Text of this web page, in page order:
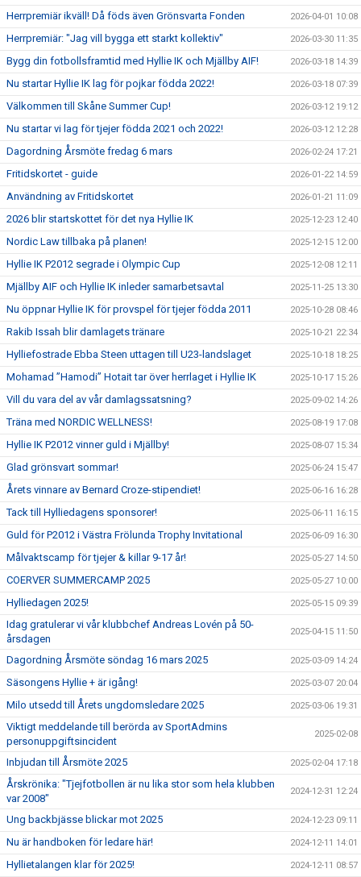
Herrpremiär ikväll! Då föds även Grönsvarta Fonden 2026-04-01 10:08
Herrpremiär: "Jag vill bygga ett starkt kollektiv" 2026-03-30 11:35
Bygg din fotbollsframtid med Hyllie IK och Mjällby AIF! 2026-03-18 14:39
Nu startar Hyllie IK lag för pojkar födda 2022! 2026-03-18 07:39
Välkommen till Skåne Summer Cup! 2026-03-12 19:12
Nu startar vi lag för tjejer födda 2021 och 2022! 2026-03-12 12:28
Dagordning Årsmöte fredag 6 mars 2026-02-24 17:21
Fritidskortet - guide 2026-01-22 14:59
Användning av Fritidskortet 2026-01-21 11:09
2026 blir startskottet för det nya Hyllie IK 2025-12-23 12:40
Nordic Law tillbaka på planen! 2025-12-15 12:00
Hyllie IK P2012 segrade i Olympic Cup 2025-12-08 12:11
Mjällby AIF och Hyllie IK inleder samarbetsavtal 2025-11-25 13:30
Nu öppnar Hyllie IK för provspel för tjejer födda 2011 2025-10-28 08:46
Rakib Issah blir damlagets tränare 2025-10-21 22:34
Hylliefostrade Ebba Steen uttagen till U23-landslaget 2025-10-18 18:25
Mohamad ”Hamodi” Hotait tar över herrlaget i Hyllie IK 2025-10-17 15:26
Vill du vara del av vår damlagssatsning? 2025-09-02 14:26
Träna med NORDIC WELLNESS! 2025-08-19 17:08
Hyllie IK P2012 vinner guld i Mjällby! 2025-08-07 15:34
Glad grönsvart sommar! 2025-06-24 15:47
Årets vinnare av Bernard Croze-stipendiet! 2025-06-16 16:28
Tack till Hylliedagens sponsorer! 2025-06-11 16:15
Guld för P2012 i Västra Frölunda Trophy Invitational 2025-06-09 16:30
Målvaktscamp för tjejer & killar 9-17 år! 2025-05-27 14:50
COERVER SUMMERCAMP 2025 2025-05-27 10:00
Hylliedagen 2025! 2025-05-15 09:39
Idag gratulerar vi vår klubbchef Andreas Lovén på 50-
årsdagen
2025-04-15 11:50
Dagordning Årsmöte söndag 16 mars 2025 2025-03-09 14:24
Säsongens Hyllie + är igång! 2025-03-07 20:04
Milo utsedd till Årets ungdomsledare 2025 2025-03-06 19:31
Viktigt meddelande till berörda av SportAdmins
personuppgiftsincident
2025-02-08
Inbjudan till Årsmöte 2025 2025-02-04 17:18
Årskrönika: "Tjejfotbollen är nu lika stor som hela klubben
var 2008"
2024-12-31 12:24
Ung backbjässe blickar mot 2025 2024-12-23 09:11
Nu är handboken för ledare här! 2024-12-11 14:01
Hyllietalangen klar för 2025! 2024-12-11 08:57